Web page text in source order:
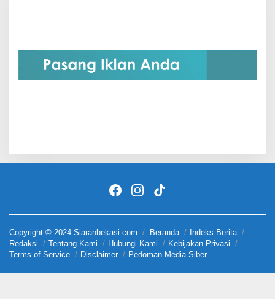
Copyright © 2024 Siaranbekasi.com Beranda
Indeks Berita
Redaksi
Tentang Kami Hubungi Kami
Kebijakan Privasi
Terms of Service
Disclaimer Pedoman Media Siber